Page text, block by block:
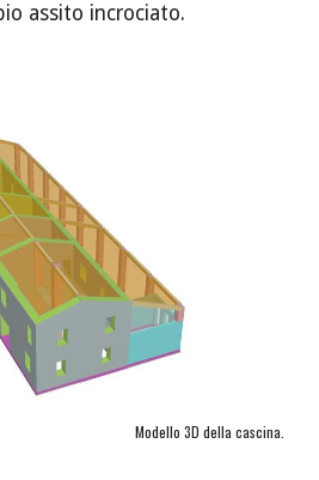
assito incrociato.
Modello 3D della cascina.